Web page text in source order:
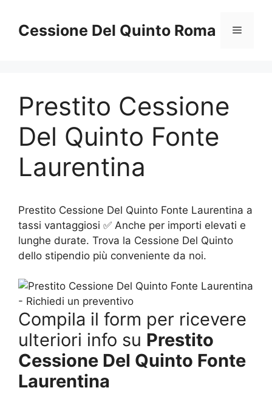
contenuto
Cessione Del Quinto Roma Menu
Prestito Cessione
Del Quinto Fonte
Laurentina
Prestito Cessione Del Quinto Fonte Laurentina a
tassi vantaggiosi ✅ Anche per importi elevati e
lunghe durate. Trova la Cessione Del Quinto
dello stipendio più conveniente da noi.
Compila il form per ricevere
ulteriori info su Prestito
Cessione Del Quinto Fonte
Laurentina